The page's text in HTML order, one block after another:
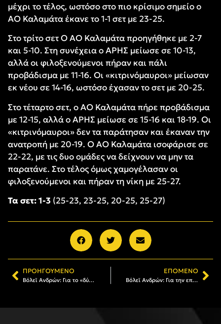
μέχρι το τέλος, ωστόσο στο πιο κρίσιμο σημείο ο
ΑΟ Καλαμάτα έκανε το 1-1 σετ με 23-25.
Στο τρίτο σετ Ο ΑΟ Καλαμάτα προηγήθηκε με 2-7
και 5-10. Στη συνέχεια ο ΑΡΗΣ μείωσε σε 10-13,
αλλά οι φιλοξενούμενοι πήραν και πάλι
προβάδισμα με 11-16. Οι «κιτρινόμαυροι» μείωσαν
εκ νέου σε 14-16, ωστόσο έχασαν το σετ με 20-25.
Στο τέταρτο σετ, ο ΑΟ Καλαμάτα πήρε προβάδισμα
με 12-15, αλλά ο ΑΡΗΣ μείωσε σε 15-16 και 18-19. Οι
«κιτρινόμαυροι» δεν τα παράτησαν και έκαναν την
ανατροπή με 20-19. Ο ΑΟ Καλαμάτα ισοφάρισε σε
22-22, με τις δυο ομάδες να δείχνουν να μην τα
παρατάνε. Στο τέλος όμως χαμογέλασαν οι
φιλοξενούμενοι και πήραν τη νίκη με 25-27.
Τα σετ: 1-3 (25-23, 23-25, 20-25, 25-27)
ΠΡΟΗΓΟΎΜΕΝΟ
Βόλεϊ Ανδρών: Για το «δύο στα δύο» με ΑΟ Καλαμάτα στη Μίκρα (10/11, 18:00)
ΕΠΌΜΕΝΟ
Βόλεϊ Ανδρών: Για την επιστροφή στις νίκες με ΑΟ Κερατέας (16/11, 18:00)